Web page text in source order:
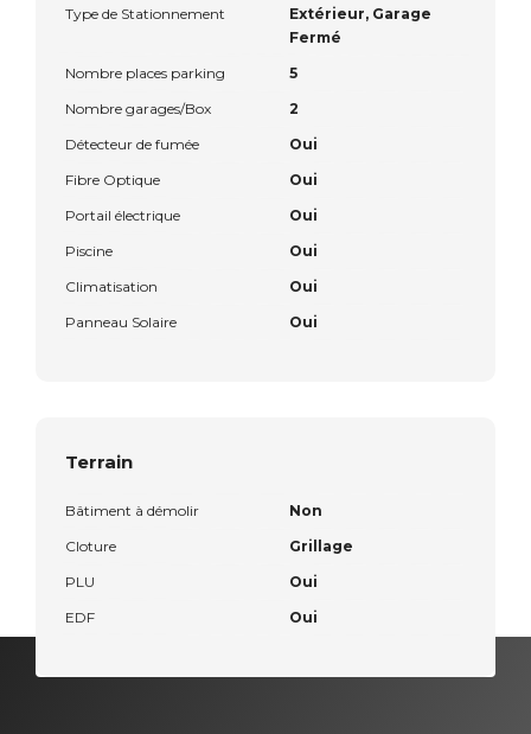
Type de Stationnement
Extérieur, Garage
Fermé
Nombre places parking
5
Nombre garages/Box
2
Détecteur de fumée
Oui
Fibre Optique
Oui
Portail électrique
Oui
Piscine
Oui
Climatisation
Oui
Panneau Solaire
Oui
Terrain
Bâtiment à démolir
Non
Cloture
Grillage
PLU
Oui
EDF
Oui